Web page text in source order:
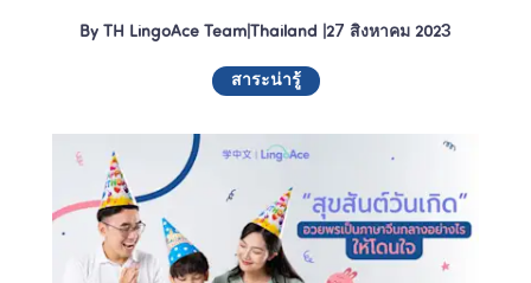
By TH LingoAce Team Thailand 27 สิงหาคม 2023
สาระน่ารู้